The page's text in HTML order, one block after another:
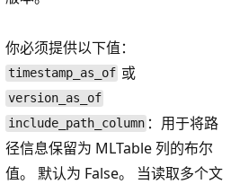
你必须提供以下值：
timestamp_as_of 或
version_as_of
include_path_column ：用于将路
径信息保留为 MLTable 列的布尔
值。 默认为 False。 当读取多个文